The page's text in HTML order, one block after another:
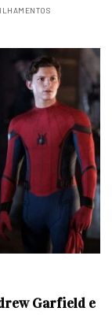
Garfield e